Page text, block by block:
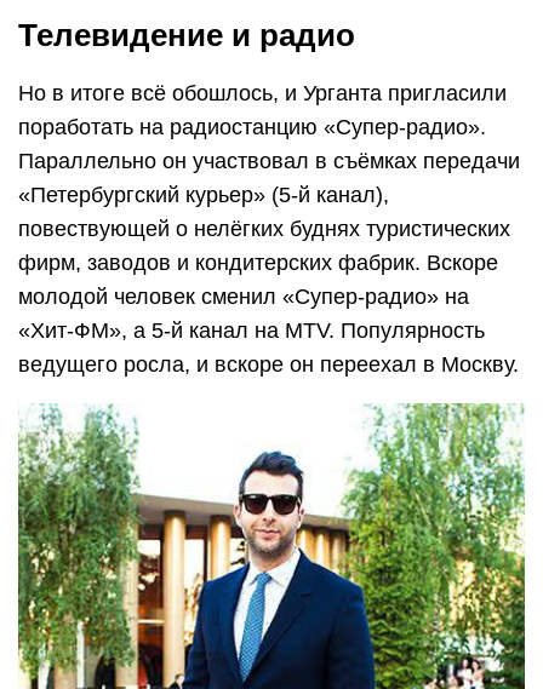
Телевидение и радио
Но в итоге всё обошлось, и Урганта пригласили
поработать на радиостанцию «Супер-радио».
Параллельно он участвовал в съёмках передачи
«Петербургский курьер» (5-й канал),
повествующей о нелёгких буднях туристических
фирм, заводов и кондитерских фабрик. Вскоре
молодой человек сменил «Супер-радио» на
«Хит-ФМ», а 5-й канал на MTV. Популярность
ведущего росла, и вскоре он переехал в Москву.